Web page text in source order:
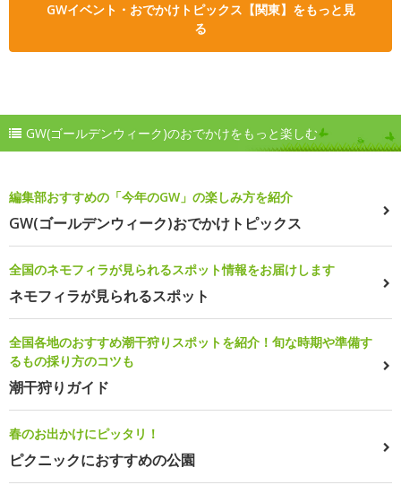
GWイベント・おでかけトピックス【関東】をもっと見
る
GW(ゴールデンウィーク)のおでかけをもっと楽しむ
編集部おすすめの「今年のGW」の楽しみ方を紹介
GW(ゴールデンウィーク)おでかけトピックス
全国のネモフィラが見られるスポット情報をお届けします
ネモフィラが見られるスポット
全国各地のおすすめ潮干狩りスポットを紹介！旬な時期や準備す
るもの採り方のコツも
潮干狩りガイド
春のお出かけにピッタリ！
ピクニックにおすすめの公園